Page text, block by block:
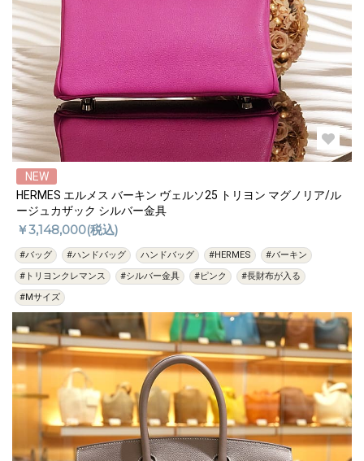
NEW
HERMES エルメス バーキン ヴェルソ25 トリヨン マグノリア/ル
ージュカザック シルバー金具
￥3,148,000(税込)
#バッグ #ハンドバッグ ハンドバッグ #HERMES
#バーキン
#トリヨンクレマンス
#シルバー金具 #ピンク
#長財布が入る
#Mサイズ